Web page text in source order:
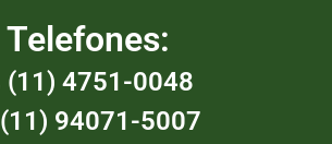
Telefones:
(11) 4751-0048
(11) 94071-5007